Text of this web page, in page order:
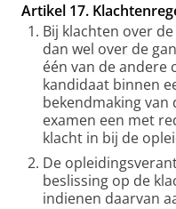
Artikel 17.
Bij klachten over
dan wel over de
één van de andere
kandidaat binnen
bekendmaking van
examen een met
klacht in bij de
De
beslissing op de
indienen daarvan